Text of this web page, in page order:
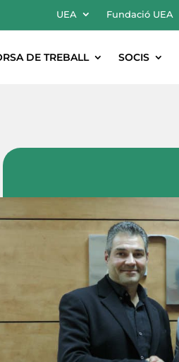
UEA Fundació UEA
DE TREBALL SOCIS